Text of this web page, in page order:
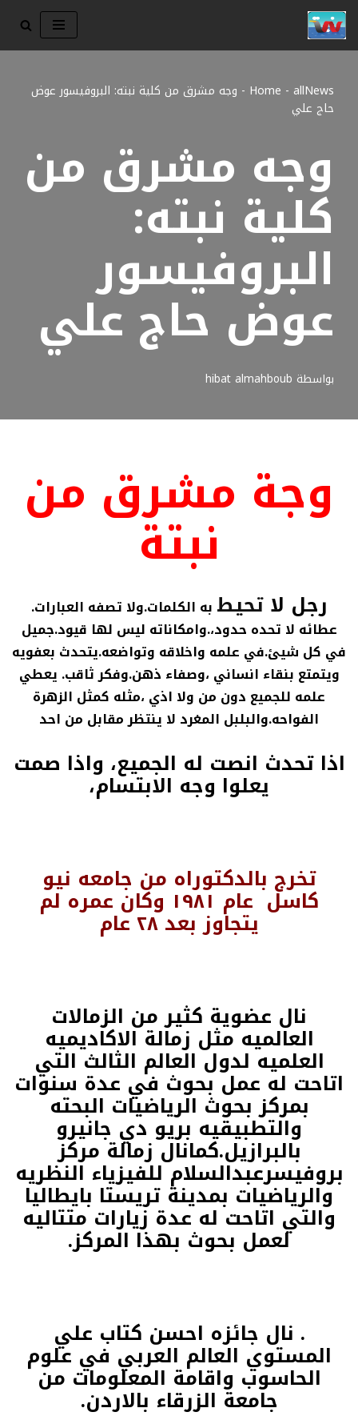
تخطى
المحتوى
Home - allNews
- وجه مشرق من كلية نبته: البروفيسور عوض
حاج علي
وجه مشرق من
كلية نبته:
البروفيسور
عوض حاج علي
بواسطة hibat almahboub
وجة مشرق من
نبتة
رجل لاتحيط به الكلمات.ولا تصفه العبارات.
عطائه لا تحده حدود،.وامكاناته ليس لها قيود.جميل
في كل شيئ.في علمه واخلاقه وتواضعه.يتحدث بعفويه
ويتمتع بنقاء انساني ،وصفاء ذهن.وفكر ثاقب. يعطي
علمه للجميع دون من ولا اذي ،مثله كمثل الزهرة
الفواحه.والبلبل المغرد لا ينتظر مقابل من احد
اذا تحدث انصت له الجميع، واذا صمت
يعلوا وجه الابتسام،
تخرج بالدكتوراه من جامعه نيو
كاسل عام ١٩٨١ وكان عمره لم
يتجاوز بعد ٢٨ عام
نال عضوية كثير من الزمالات
العالميه مثل زمالة الاكاديميه
العلميه لدول العالم الثالث التي
اتاحت له عمل بحوث في عدة سنوات
بمركز بحوث الرياضيات البحته
والتطبيقيه بريو دي جانيرو
بالبرازيل.كمانال زمالة مركز
بروفيسرعبدالسلام للفيزياء النظريه
والرياضيات بمدينة تريستا بايطاليا
والتي اتاحت له عدة زيارات متتاليه
لعمل بحوث بهذا المركز.
. نال جائزه احسن كتاب علي
المستوي العالم العربي في علوم
الحاسوب واقامة المعلومات من
جامعة الزرقاء بالاردن.